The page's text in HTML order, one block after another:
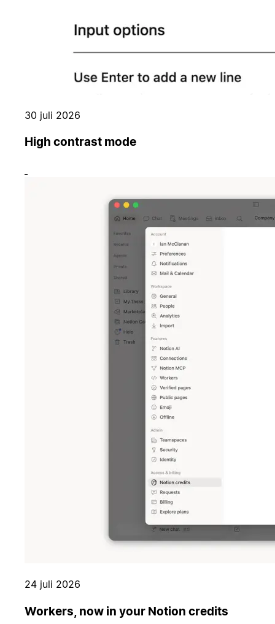
30 juli 2026
High contrast mode
24 juli 2026
Workers, now in your Notion credits